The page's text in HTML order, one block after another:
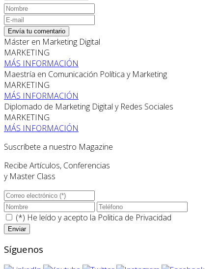
Envía tu comentario
Máster en Marketing Digital
MARKETING
MÁS INFORMACIÓN
Maestría en Comunicación Política y Marketing
MARKETING
MÁS INFORMACIÓN
Diplomado de Marketing Digital y Redes Sociales
MARKETING
MÁS INFORMACIÓN
Suscríbete a nuestro Magazine
Recibe Artículos, Conferencias
y Master Class
(*) He leído y acepto la Politica de Privacidad
Síguenos